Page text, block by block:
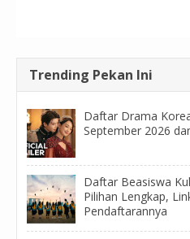
Trending Pekan Ini
Daftar Drama
September 2026
Daftar Beasiswa
Pilihan Lengkap,
Pendaftarannya